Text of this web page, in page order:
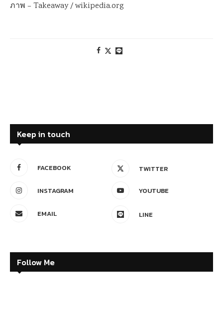
ภาพ – Takeaway / wikipedia.org
Keep in touch
FACEBOOK TWITTER
INSTAGRAM YOUTUBE
EMAIL LINE
Follow Me